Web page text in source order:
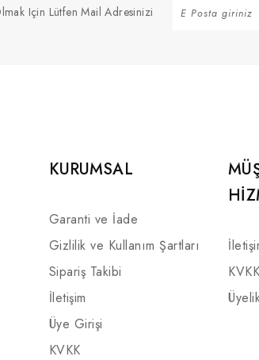
Için Lütfen Mail Adresinizi
KURUMSAL
Garanti ve İade
Gizlilik ve Kullanım Şartları
Sipariş Takibi
İletişim
Üye Girişi
KVKK
KVKK